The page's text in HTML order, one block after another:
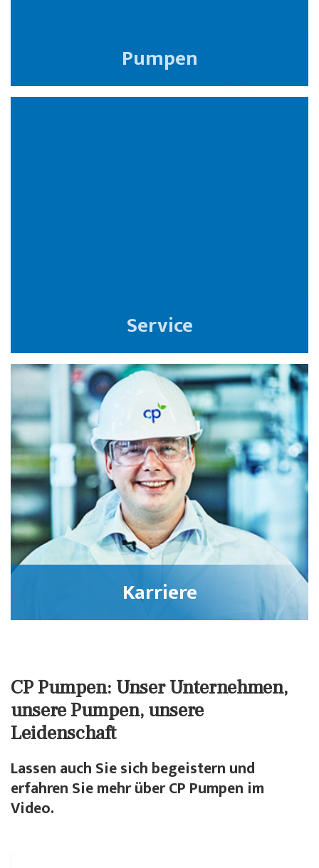
Pumpen
Service
Karriere
CP Pumpen: Unser Unternehmen,
unsere Pumpen, unsere
Leidenschaft
Lassen auch Sie sich begeistern und
erfahren Sie mehr über CP Pumpen im
Video.